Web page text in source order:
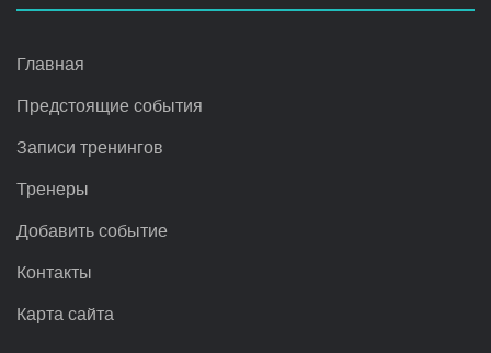
Главная
Предстоящие события
Записи тренингов
Тренеры
Добавить событие
Контакты
Карта сайта